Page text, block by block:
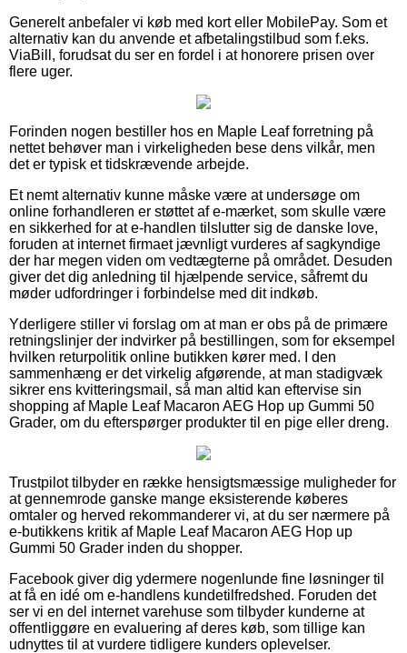
Generelt anbefaler vi køb med kort eller MobilePay. Som et
alternativ kan du anvende et afbetalingstilbud som f.eks.
ViaBill, forudsat du ser en fordel i at honorere prisen over
flere uger.
Forinden nogen bestiller hos en Maple Leaf forretning på
nettet behøver man i virkeligheden bese dens vilkår, men
det er typisk et tidskrævende arbejde.
Et nemt alternativ kunne måske være at undersøge om
online forhandleren er støttet af e-mærket, som skulle være
en sikkerhed for at e-handlen tilslutter sig de danske love,
foruden at internet firmaet jævnligt vurderes af sagkyndige
der har megen viden om vedtægterne på området. Desuden
giver det dig anledning til hjælpende service, såfremt du
møder udfordringer i forbindelse med dit indkøb.
Yderligere stiller vi forslag om at man er obs på de primære
retningslinjer der indvirker på bestillingen, som for eksempel
hvilken returpolitik online butikken kører med. I den
sammenhæng er det virkelig afgørende, at man stadigvæk
sikrer ens kvitteringsmail, så man altid kan eftervise sin
shopping af Maple Leaf Macaron AEG Hop up Gummi 50
Grader, om du efterspørger produkter til en pige eller dreng.
Trustpilot tilbyder en række hensigtsmæssige muligheder for
at gennemrode ganske mange eksisterende køberes
omtaler og herved rekommanderer vi, at du ser nærmere på
e-butikkens kritik af Maple Leaf Macaron AEG Hop up
Gummi 50 Grader inden du shopper.
Facebook giver dig ydermere nogenlunde fine løsninger til
at få en idé om e-handlens kundetilfredshed. Foruden det
ser vi en del internet varehuse som tilbyder kunderne at
offentliggøre en evaluering af deres køb, som tillige kan
udnyttes til at vurdere tidligere kunders oplevelser.